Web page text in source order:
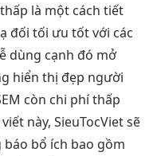
là một cách tiết
đối tối ưu tốtvới các
dùng cạnh đó mở
hiển thị đẹp người
còn chi phí thấp
viết này, SieuTocViet sẽ
bổ ích bao gồm